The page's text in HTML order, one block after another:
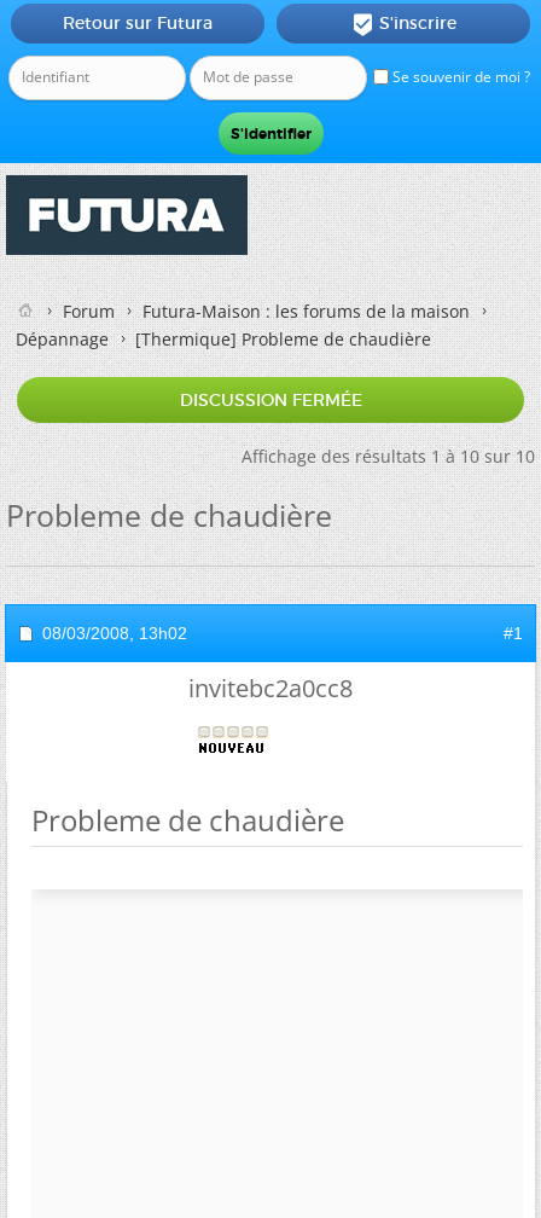
Se souvenir de moi ?
Retour sur Futura  S'inscrire
Forum
Futura-Maison : les forums de la maison
Dépannage
[Thermique]Probleme de chaudière
DISCUSSION FERMÉE
Affichage des résultats 1 à 10 sur 10
Probleme de chaudière
08/03/2008, 13h02 #1
invitebc2a0cc8
Probleme de chaudière